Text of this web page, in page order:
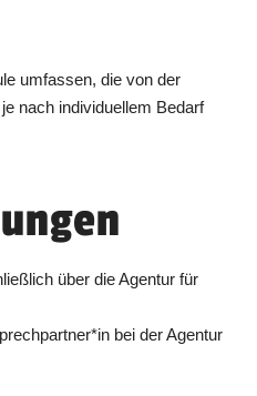
umfassen, die von der
nach individuellem Bedarf
über die Agentur für
bei der Agentur